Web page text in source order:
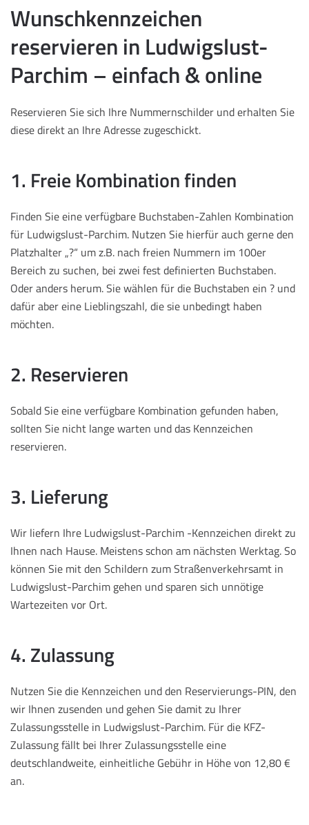
Wunschkennzeichen
reservieren in Ludwigslust-
Parchim – einfach & online
Reservieren Sie sich Ihre Nummernschilder und erhalten Sie
diese direkt an Ihre Adresse zugeschickt.
1. Freie Kombination finden
Finden Sie eine verfügbare Buchstaben-Zahlen Kombination
für Ludwigslust-Parchim. Nutzen Sie hierfür auch gerne den
Platzhalter „?“ um z.B. nach freien Nummern im 100er
Bereich zu suchen, bei zwei fest definierten Buchstaben.
Oder anders herum. Sie wählen für die Buchstaben ein ? und
dafür aber eine Lieblingszahl, die sie unbedingt haben
möchten.
2. Reservieren
Sobald Sie eine verfügbare Kombination gefunden haben,
sollten Sie nicht lange warten und das Kennzeichen
reservieren.
3. Lieferung
Wir liefern Ihre Ludwigslust-Parchim -Kennzeichen direkt zu
Ihnen nach Hause. Meistens schon am nächsten Werktag. So
können Sie mit den Schildern zum Straßenverkehrsamt in
Ludwigslust-Parchim gehen und sparen sich unnötige
Wartezeiten vor Ort.
4. Zulassung
Nutzen Sie die Kennzeichen und den Reservierungs-PIN, den
wir Ihnen zusenden und gehen Sie damit zu Ihrer
Zulassungsstelle in Ludwigslust-Parchim. Für die KFZ-
Zulassung fällt bei Ihrer Zulassungsstelle eine
deutschlandweite, einheitliche Gebühr in Höhe von 12,80 €
an.